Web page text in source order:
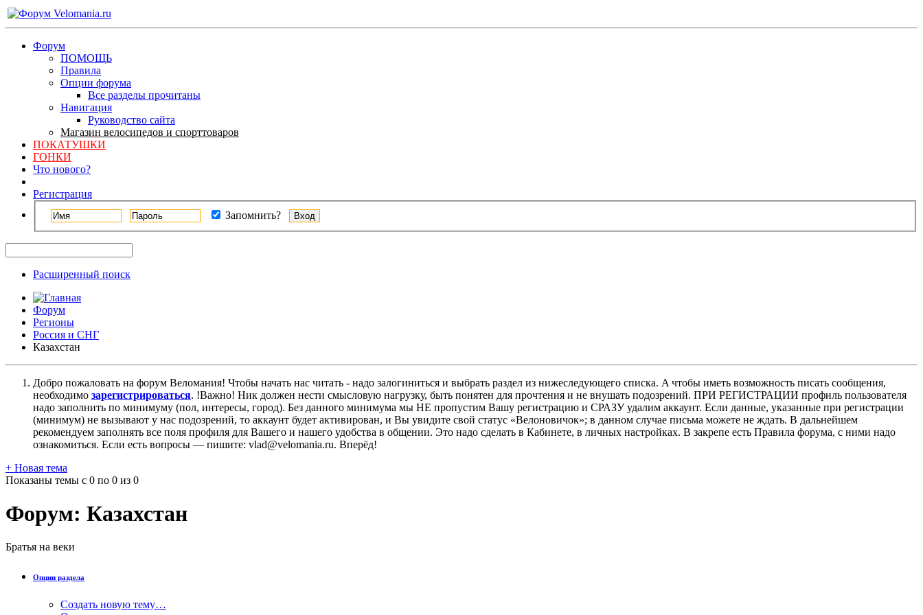
Форум
ПОМОЩЬ
Правила
Опции форума
Все разделы прочитаны
Навигация
Руководство сайта
Магазин велосипедов и спорттоваров
ПОКАТУШКИ
ГОНКИ
Что нового?
Регистрация
Запомнить?
Расширенный поиск
Форум
Регионы
Россия и СНГ
Казахстан
Добро пожаловать на форум Веломания! Чтобы начать нас читать - надо залогиниться и выбрать раздел из нижеследующего списка. A чтобы иметь возможность писать сообщения,
необходимо зарегистрироваться. !Важно! Ник должен нести смысловую нагрузку, быть понятен для прочтения и не внушать подозрений. ПРИ РЕГИСТРАЦИИ профиль пользователя
надо заполнить по минимуму (пол, интересы, город). Без данного минимума мы НЕ пропустим Вашу регистрацию и СРАЗУ удалим аккаунт. Если данные, указанные при регистрации
(минимум) не вызывают у нас подозрений, то аккаунт будет активирован, и Вы увидите свой статус «Велоновичок»; в данном случае письма можете не ждать. В дальнейшем
рекомендуем заполнять все поля профиля для Вашего и нашего удобства в общении. Это надо сделать в Кабинете, в личных настройках. В закрепе есть Правила форума, с ними надо
ознакомиться. Если есть вопросы — пишите: vlad@velomania.ru. Вперёд!
+ Новая тема
Показаны темы с 0 по 0 из 0
Форум: Казахстан
Братья на веки
Опции раздела
Создать новую тему…